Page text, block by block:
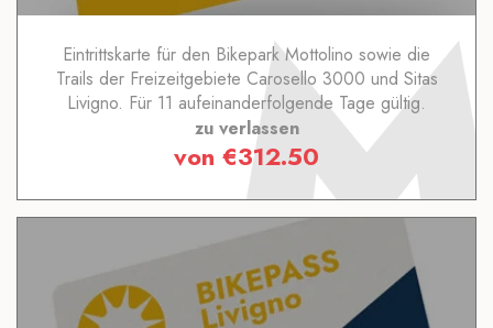
Eintrittskarte für den Bikepark Mottolino sowie die
Trails der Freizeitgebiete Carosello 3000 und Sitas
Livigno. Für 11 aufeinanderfolgende Tage gültig.
zu verlassen
von €312.50